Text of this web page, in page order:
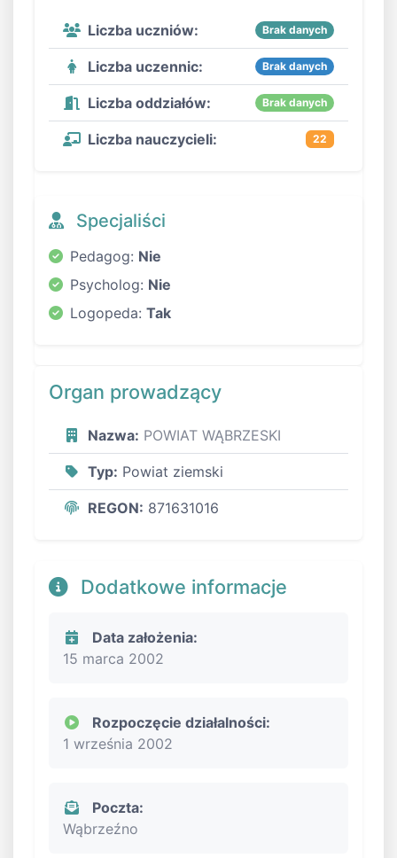
Liczba uczniów: Brak danych
Liczba uczennic: Brak danych
Liczba oddziałów: Brak danych
Liczba nauczycieli: 22
Specjaliści
Pedagog: Nie
Psycholog: Nie
Logopeda: Tak
Organ prowadzący
Nazwa: POWIAT WĄBRZESKI
Typ: Powiat ziemski
REGON: 871631016
Dodatkowe informacje
Data założenia:
15 marca 2002
Rozpoczęcie działalności:
1 września 2002
Poczta:
Wąbrzeźno